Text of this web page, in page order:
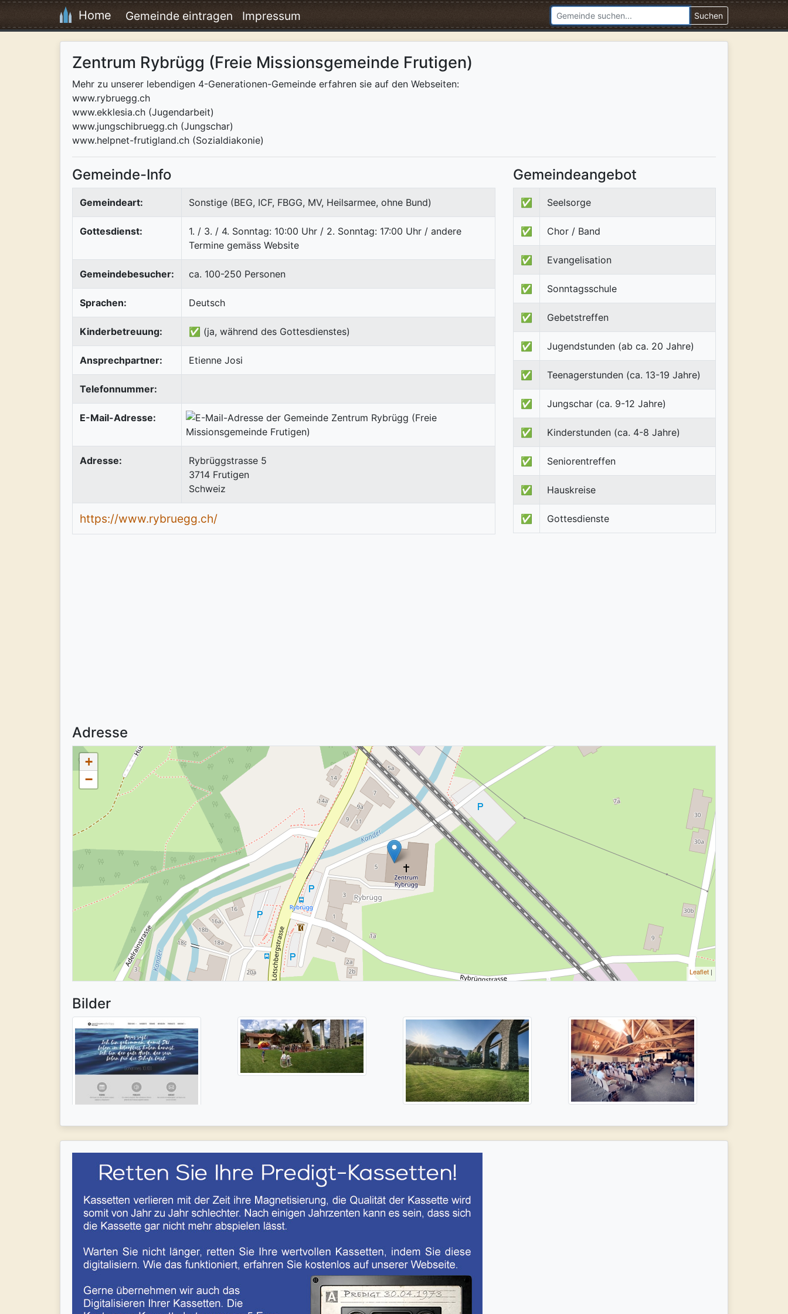
Home Gemeinde eintragen Impressum Suchen
Zentrum Rybrügg (Freie Missionsgemeinde Frutigen)
Mehr zu unserer lebendigen 4-Generationen-Gemeinde erfahren sie auf den Webseiten:
www.rybruegg.ch
www.ekklesia.ch (Jugendarbeit)
www.jungschibruegg.ch (Jungschar)
www.helpnet-frutigland.ch (Sozialdiakonie)
Gemeinde-Info
Gemeindeart: Sonstige (BEG, ICF, FBGG, MV, Heilsarmee, ohne Bund)
Gottesdienst:
1. / 3. / 4. Sonntag: 10:00 Uhr / 2. Sonntag: 17:00 Uhr / andere
Termine gemäss Website
Gemeindebesucher: ca. 100-250 Personen
Sprachen: Deutsch
Kinderbetreuung: ✅ (ja, während des Gottesdienstes)
Ansprechpartner: Etienne Josi
Telefonnummer:
E-Mail-Adresse:
Adresse:
Rybrüggstrasse 5
3714 Frutigen
Schweiz
https://www.rybruegg.ch/
Gemeindeangebot
✅ Seelsorge
✅ Chor / Band
✅ Evangelisation
✅ Sonntagsschule
✅ Gebetstreffen
✅ Jugendstunden (ab ca. 20 Jahre)
✅ Teenagerstunden (ca. 13-19 Jahre)
✅ Jungschar (ca. 9-12 Jahre)
✅ Kinderstunden (ca. 4-8 Jahre)
✅ Seniorentreffen
✅ Hauskreise
✅ Gottesdienste
Adresse
+
−
Leaflet |
Bilder